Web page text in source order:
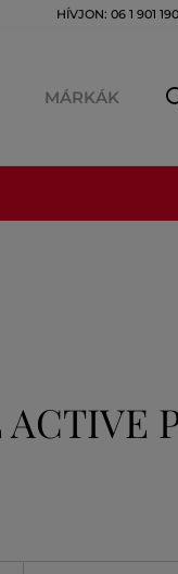
HÍVJON: 06 1 901
MÁRKÁK